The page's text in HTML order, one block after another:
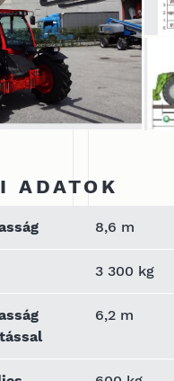
ADATOK
8,6 m
3 300 kg
6,2 m